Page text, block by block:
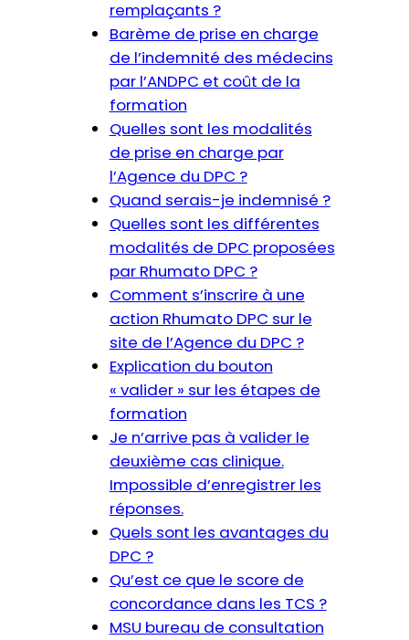
remplaçants ?
Barème de prise en charge
de l’indemnité des médecins
par l’ANDPC et coût de la
formation
Quelles sont les modalités
de prise en charge par
l’Agence du DPC ?
Quand serais-je indemnisé ?
Quelles sont les différentes
modalités de DPC proposées
par Rhumato DPC ?
Comment s’inscrire à une
action Rhumato DPC sur le
site de l’Agence du DPC ?
Explication du bouton
« valider » sur les étapes de
formation
Je n’arrive pas à valider le
deuxième cas clinique.
Impossible d’enregistrer les
réponses.
Quels sont les avantages du
DPC ?
Qu’est ce que le score de
concordance dans les TCS ?
MSU bureau de consultation